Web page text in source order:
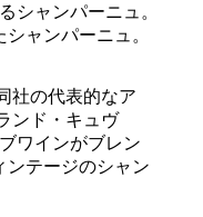
シャンパーニュ。
ャンパーニュ。
社の代表的なア
ンド・キュヴ
ワインがブレン
ンテージのシャン